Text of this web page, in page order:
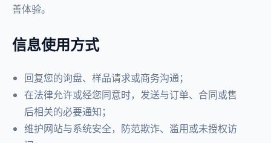
善体验。
信息使用方式
回复您的询盘、样品请求或商务沟通；
在法律允许或经您同意时，发送与订单、合同或售
后相关的必要通知；
维护网站与系统安全，防范欺诈、滥用或未授权访